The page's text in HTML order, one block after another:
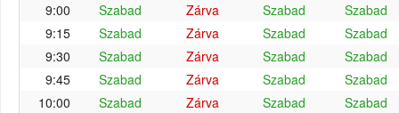
9:00
Szabad Zárva Szabad
Szabad
9:15
Szabad Zárva Szabad
Szabad
9:30
Szabad Zárva Szabad
Szabad
9:45
Szabad Zárva Szabad
Szabad
10:00
Szabad Zárva Szabad
Szabad